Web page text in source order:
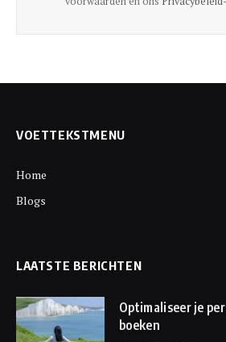
VOETTEKSTMENU
Home
Blogs
LAATSTE BERICHTEN
Optimaliseer je
boeken